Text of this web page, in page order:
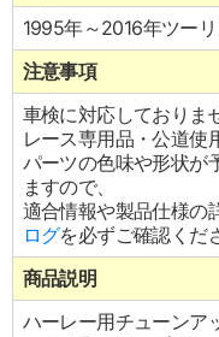
1995年～2016年ツー
注意事項
車検に対応しておりま
レース専用品・公道使
パーツの色味や形状が
ますので、
適合情報や製品仕様の
ログを必ずご確認くだ
商品説明
ハーレー用チューンア